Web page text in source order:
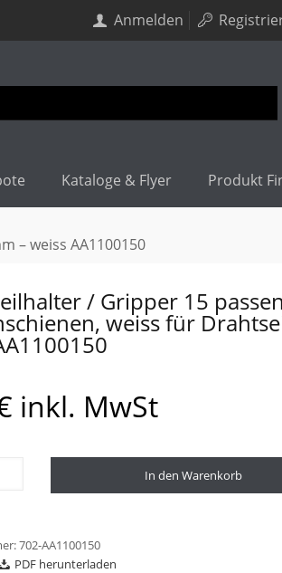
Anmelden
Kataloge & Flyer Produkt
– weiss AA1100150
/ Gripper 15
weiss für
inkl. MwSt
In den Warenkorb
702-AA1100150
PDF herunterladen